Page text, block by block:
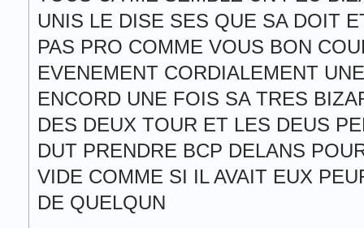
UNIS LE DISE SES QUE SA DOIT
PAS PRO COMME VOUS BON
EVENEMENT CORDIALEMENT
ENCORD UNE FOIS SA TRES
DES DEUX TOUR ET LES DEUS
DUT PRENDRE BCP DELANS
VIDE COMME SI IL AVAIT EUX
DE QUELQUN